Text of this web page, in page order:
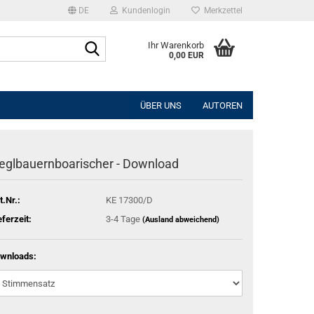
DE Kundenlogin
vergessen?
Merkzettel
Ihr Warenkorb
0,00 EUR
ÜBER UNS AUTOREN
- Download
KE 17300/D
3-4 Tage (Ausland abweichend)